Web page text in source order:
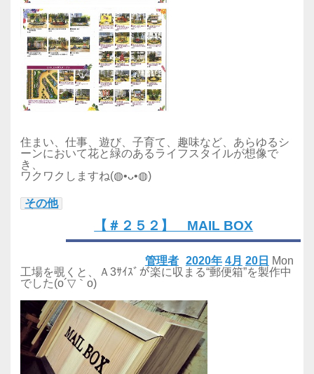
住まい、仕事、遊び、子育て、趣味など、あらゆるシ
ーンにおいて花と緑のあるライフスタイルが想像で
き、
ワクワクしますね(◍•ᴗ•◍)
その他
【＃２５２】 MAIL BOX
2020年 4月 20日 Mon
管理者
工場を覗くと、Ａ3ｻｲｽﾞが楽に収まる“郵便箱”を製作中
でした(o´▽｀o)